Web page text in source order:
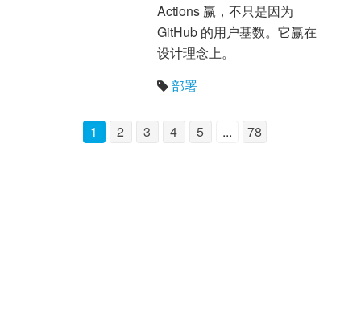
Actions 赢，不只是因为
GitHub 的用户基数。它赢在
设计理念上。
部署
1 2 3 4 5 ... 78